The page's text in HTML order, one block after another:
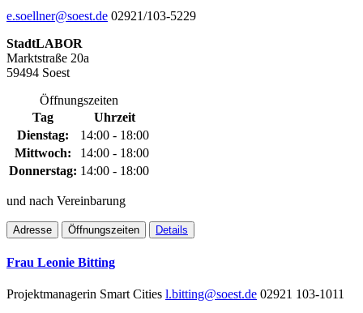
e.soellner@soest.de 02921/103-5229
StadtLABOR
Marktstraße 20a
59494 Soest
Öffnungszeiten
Tag
Uhrzeit
Dienstag:
14:00 - 18:00
Mittwoch:
14:00 - 18:00
Donnerstag: 14:00 - 18:00
und nach Vereinbarung
Adresse Öffnungszeiten Details
Frau Leonie Bitting
Projektmanagerin Smart Cities l.bitting@soest.de 02921 103-1011